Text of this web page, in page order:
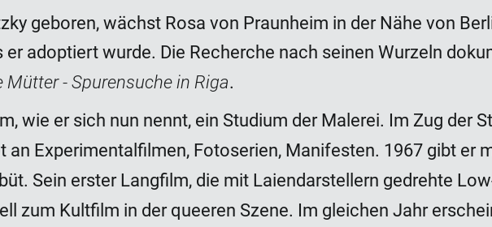
geboren, wächst Rosa von Praunheim in der Nähe von
er adoptiert wurde. Die Recherche nach seinen Wurzeln
Mütter - Spurensuche in Riga.
wie er sich nun nennt, ein Studium der Malerei. Im Zug der
an Experimentalfilmen, Fotoserien, Manifesten. 1967 gibt er
Sein erster Langfilm, die mit Laiendarstellern gedrehte
zum Kultfilm in der queeren Szene. Im gleichen Jahr